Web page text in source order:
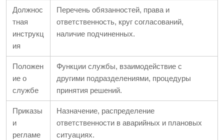
Должнос
тная
инструкц
ия
Перечень обязанностей, права и
ответственность, круг согласований,
наличие подчиненных.
Положен
ие о
службе
Функции службы, взаимодействие с
другими подразделениями, процедуры
принятия решений.
Приказы
и
регламе
Назначение, распределение
ответственности в аварийных и плановых
ситуациях.